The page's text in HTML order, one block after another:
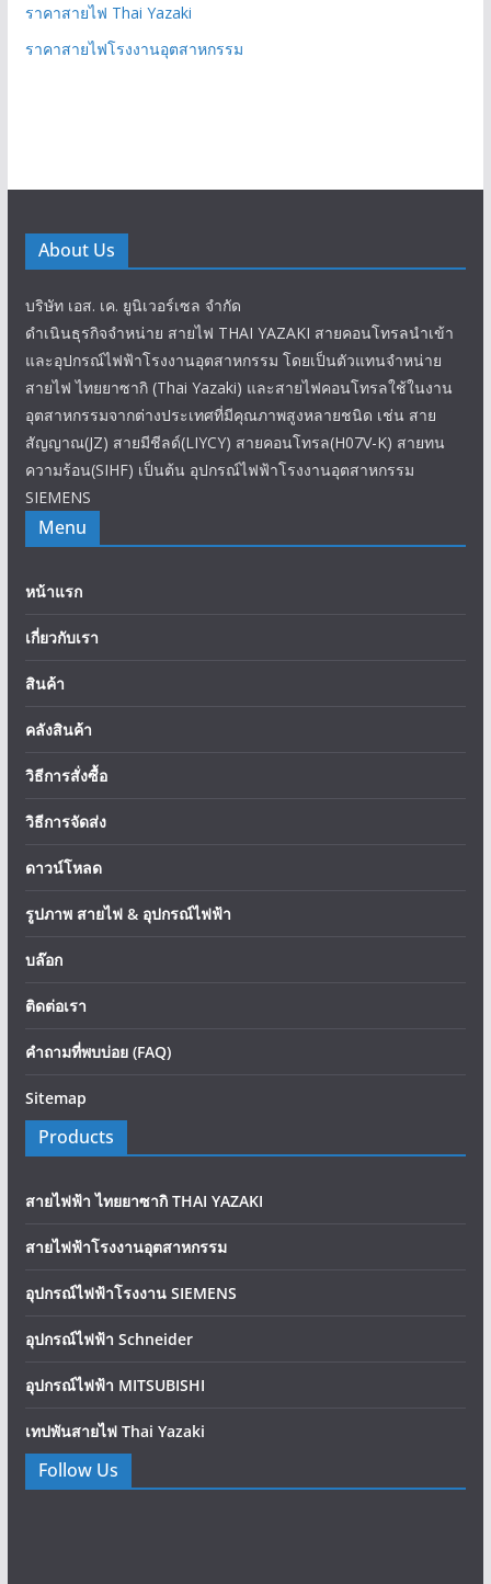
ราคาสายไฟ Thai Yazaki
ราคาสายไฟโรงงานอุตสาหกรรม
About Us
บริษัท เอส. เค. ยูนิเวอร์เซล จำกัด
ดำเนินธุรกิจจำหน่าย สายไฟ THAI YAZAKI สายคอนโทรลนำเข้า
และอุปกรณ์ไฟฟ้าโรงงานอุตสาหกรรม โดยเป็นตัวแทนจำหน่าย
สายไฟ ไทยยาซากิ (Thai Yazaki) และสายไฟคอนโทรลใช้ในงาน
อุตสาหกรรมจากต่างประเทศที่มีคุณภาพสูงหลายชนิด เช่น สาย
สัญญาณ(JZ) สายมีชีลด์(LIYCY) สายคอนโทรล(H07V-K) สายทน
ความร้อน(SIHF) เป็นต้น อุปกรณ์ไฟฟ้าโรงงานอุตสาหกรรม
SIEMENS
Menu
หน้าแรก
เกี่ยวกับเรา
สินค้า
คลังสินค้า
วิธีการสั่งซื้อ
วิธีการจัดส่ง
ดาวน์โหลด
รูปภาพ สายไฟ & อุปกรณ์ไฟฟ้า
บล๊อก
ติดต่อเรา
คำถามที่พบบ่อย (FAQ)
Sitemap
Products
สายไฟฟ้า ไทยยาซากิ THAI YAZAKI
สายไฟฟ้าโรงงานอุตสาหกรรม
อุปกรณ์ไฟฟ้าโรงงาน SIEMENS
อุปกรณ์ไฟฟ้า Schneider
อุปกรณ์ไฟฟ้า MITSUBISHI
เทปพันสายไฟ Thai Yazaki
Follow Us